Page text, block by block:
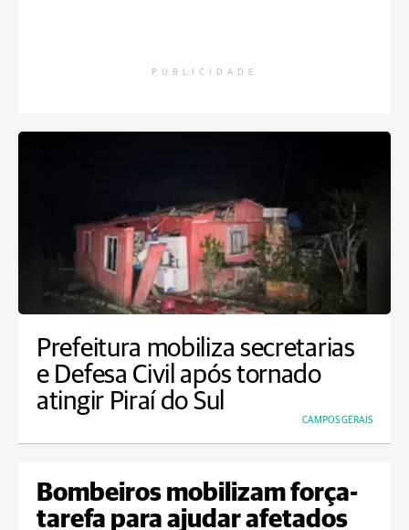
PUBLICIDADE
Prefeitura mobiliza secretarias
e Defesa Civil após tornado
atingir Piraí do Sul
CAMPOS GERAIS
Bombeiros mobilizam força-
tarefa para ajudar afetados